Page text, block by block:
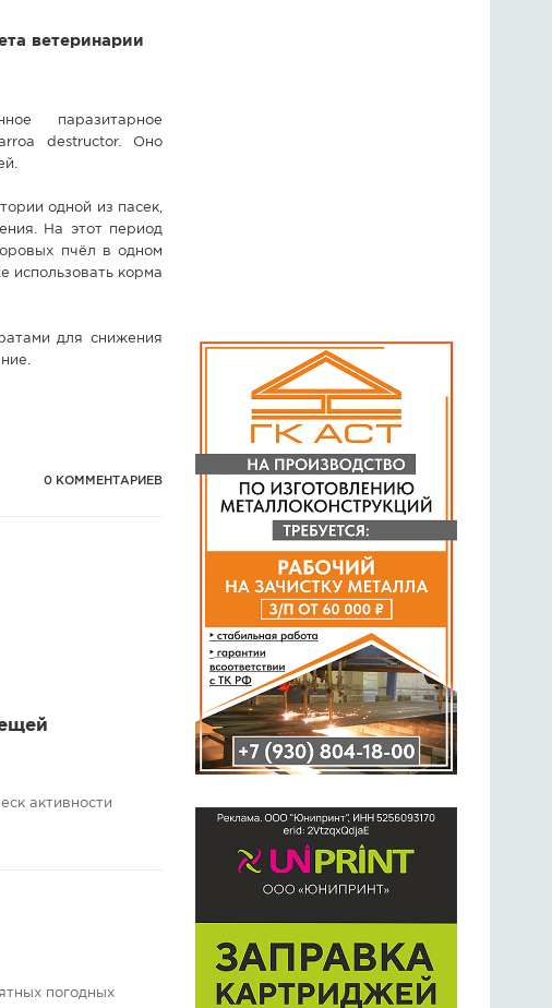
ветеринарии
паразитарное
destructor. Оно
одной из пасек,
На этот период
пчёл в одном
использовать корма
для снижения
0 КОММЕНТАРИЕВ
активности
погодных